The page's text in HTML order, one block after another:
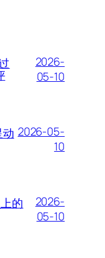
2026-
05-10
2026-05-
10
的
2026-
05-10